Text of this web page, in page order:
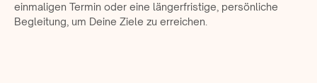
einmaligen Termin oder eine längerfristige, persönliche
Begleitung, um Deine Ziele zu erreichen.